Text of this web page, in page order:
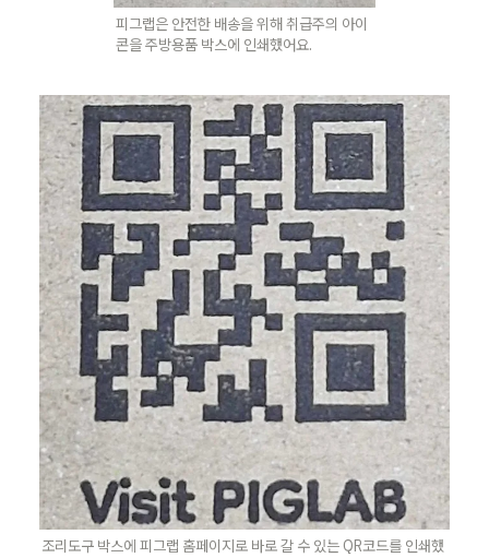
피그랩은 안전한 배송을 위해 취급주의 아이
콘을 주방용품 박스에 인쇄했어요.
조리도구 박스에 피그랩 홈페이지로 바로 갈 수 있는 QR코드를 인쇄했